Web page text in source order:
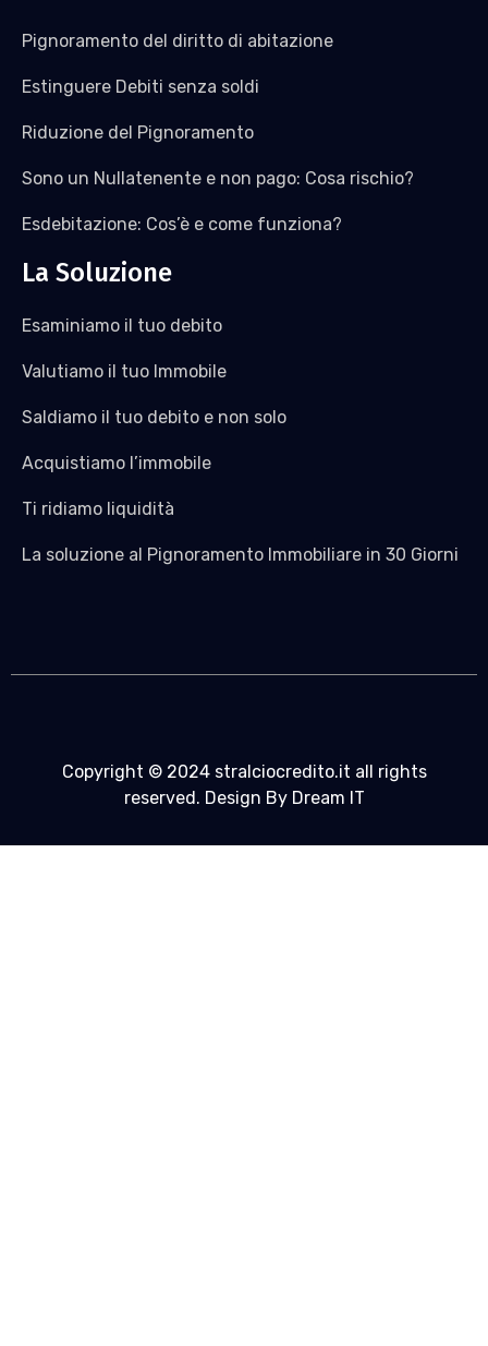
Pignoramento del diritto di abitazione
Estinguere Debiti senza soldi
Riduzione del Pignoramento
Sono un Nullatenente e non pago: Cosa rischio?
Esdebitazione: Cos’è e come funziona?
La Soluzione
Esaminiamo il tuo debito
Valutiamo il tuo Immobile
Saldiamo il tuo debito e non solo
Acquistiamo l’immobile
Ti ridiamo liquidità
La soluzione al Pignoramento Immobiliare in 30 Giorni
Copyright © 2024 stralciocredito.it all rights
reserved. Design By Dream IT